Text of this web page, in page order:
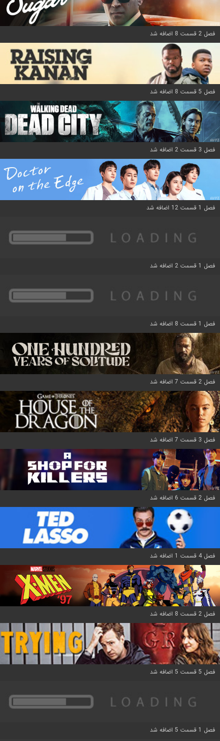
فصل 2 قسمت 8 اضافه شد
فصل 5 قسمت 8 اضافه شد
فصل 3 قسمت 2 اضافه شد
فصل 1 قسمت 12 اضافه شد
فصل 1 قسمت 2 اضافه شد
فصل 1 قسمت 8 اضافه شد
فصل 2 قسمت 7 اضافه شد
فصل 3 قسمت 7 اضافه شد
فصل 2 قسمت 6 اضافه شد
فصل 4 قسمت 1 اضافه شد
فصل 2 قسمت 8 اضافه شد
فصل 5 قسمت 5 اضافه شد
فصل 1 قسمت 5 اضافه شد